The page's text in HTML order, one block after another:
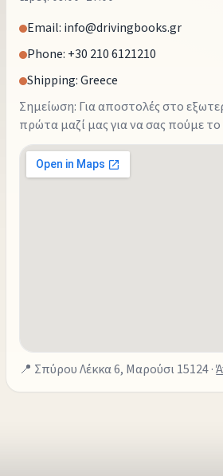
Email: info@drivingbooks.gr
Phone: +30 210 6121210
Shipping: Greece
Σημείωση: Για αποστολές στο
πρώτα μαζί μας για να σας πούμε
📍 Σπύρου Λέκκα 6, Μαρούσι 15124 ·